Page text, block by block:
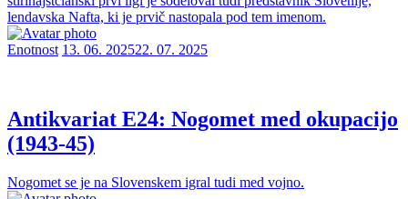
lendavska Nafta, ki je prvič nastopala pod tem imenom.
Enotnost 13. 06. 202522. 07. 2025
Antikvariat E24: Nogomet med okupacijo
(1943-45)
Nogomet se je na Slovenskem igral tudi med vojno.